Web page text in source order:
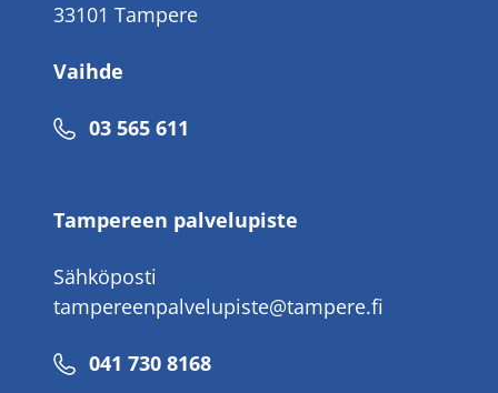
33101 Tampere
Vaihde
Puhelinnumero
03 565 611
Tampereen palvelupiste
Sähköposti
tampereenpalvelupiste@tampere.fi
Puhelinnumero
041 730 8168